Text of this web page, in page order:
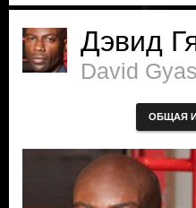
Дэвид
David
ОБЩАЯ